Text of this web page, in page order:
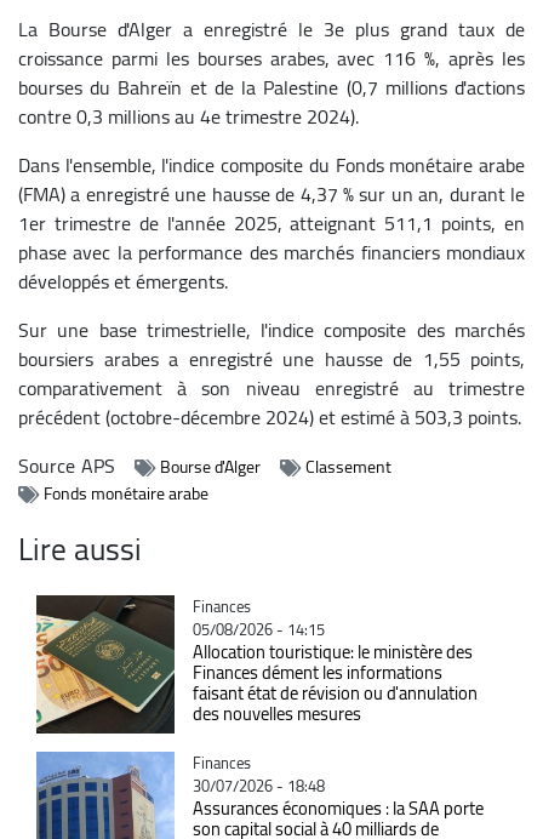
La Bourse d'Alger a enregistré le 3e plus grand taux de
croissance parmi les bourses arabes, avec 116 %, après les
bourses du Bahreïn et de la Palestine (0,7 millions d'actions
contre 0,3 millions au 4e trimestre 2024).
Dans l'ensemble, l'indice composite du Fonds monétaire arabe
(FMA) a enregistré une hausse de 4,37 % sur un an, durant le
1er trimestre de l'année 2025, atteignant 511,1 points, en
phase avec la performance des marchés financiers mondiaux
développés et émergents.
Sur une base trimestrielle, l'indice composite des marchés
boursiers arabes a enregistré une hausse de 1,55 points,
comparativement à son niveau enregistré au trimestre
précédent (octobre-décembre 2024) et estimé à 503,3 points.
SourceAPS Bourse d'Alger
Classement
Fonds monétaire arabe
Lire aussi
Catégorie
Finances
05/08/2026 - 14:15
Allocation touristique: le ministère des
Finances dément les informations
faisant état de révision ou d'annulation
des nouvelles mesures
Catégorie
Finances
30/07/2026 - 18:48
Assurances économiques : la SAA porte
son capital social à 40 milliards de